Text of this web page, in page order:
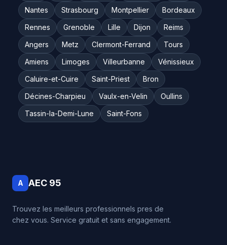
Nantes
Strasbourg Montpellier
Bordeaux
Rennes
Grenoble Lille Dijon
Reims
Angers
Metz Clermont-Ferrand
Tours
Amiens
Limoges Villeurbanne
Vénissieux
Caluire-et-Cuire
Saint-Priest
Bron
Décines-Charpieu
Vaulx-en-Velin
Oullins
Tassin-la-Demi-Lune
Saint-Fons
A AEC 95
Trouvez les meilleurs professionnels pres de
chez vous. Service gratuit et sans engagement.